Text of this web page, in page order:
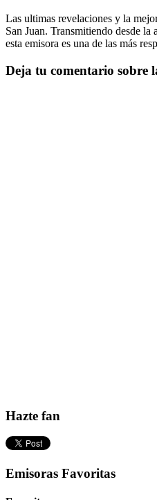
Las ultimas revelaciones y la
San Juan. Transmitiendo desde
esta emisora es una de las más
Deja tu comentario sobre
Hazte fan
Emisoras Favoritas